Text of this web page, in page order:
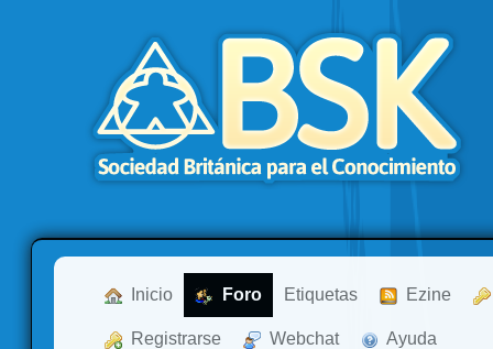
Inicio Foro Etiquetas Ezine
Registrarse Webchat Ayuda